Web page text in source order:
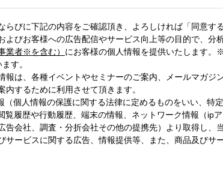
らびに下記の内容をご確認頂き、よろしければ「同意す
よびお客様への広告配信やサービス向上等の目的で、分
業者※を含む） にお客様の個人情報を提供いたします
す。
報は、各種イベントやセミナーのご案内、メールマガジ
するために利用させて頂きます。
（個人情報の保護に関する法律に定めるものをいい、特
履歴や行動履歴、端末の情報、ネットワーク情報（ip
会社、調査・分折会社その他の提携先）より取得し、
ービスに関する広告、情報提供等、また、商品及びサ